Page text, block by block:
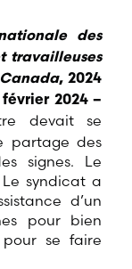
des
travailleuses
,2024
2024 –
devait se
partage des
signes. Le
syndicat a
d’un
pour bien
se faire